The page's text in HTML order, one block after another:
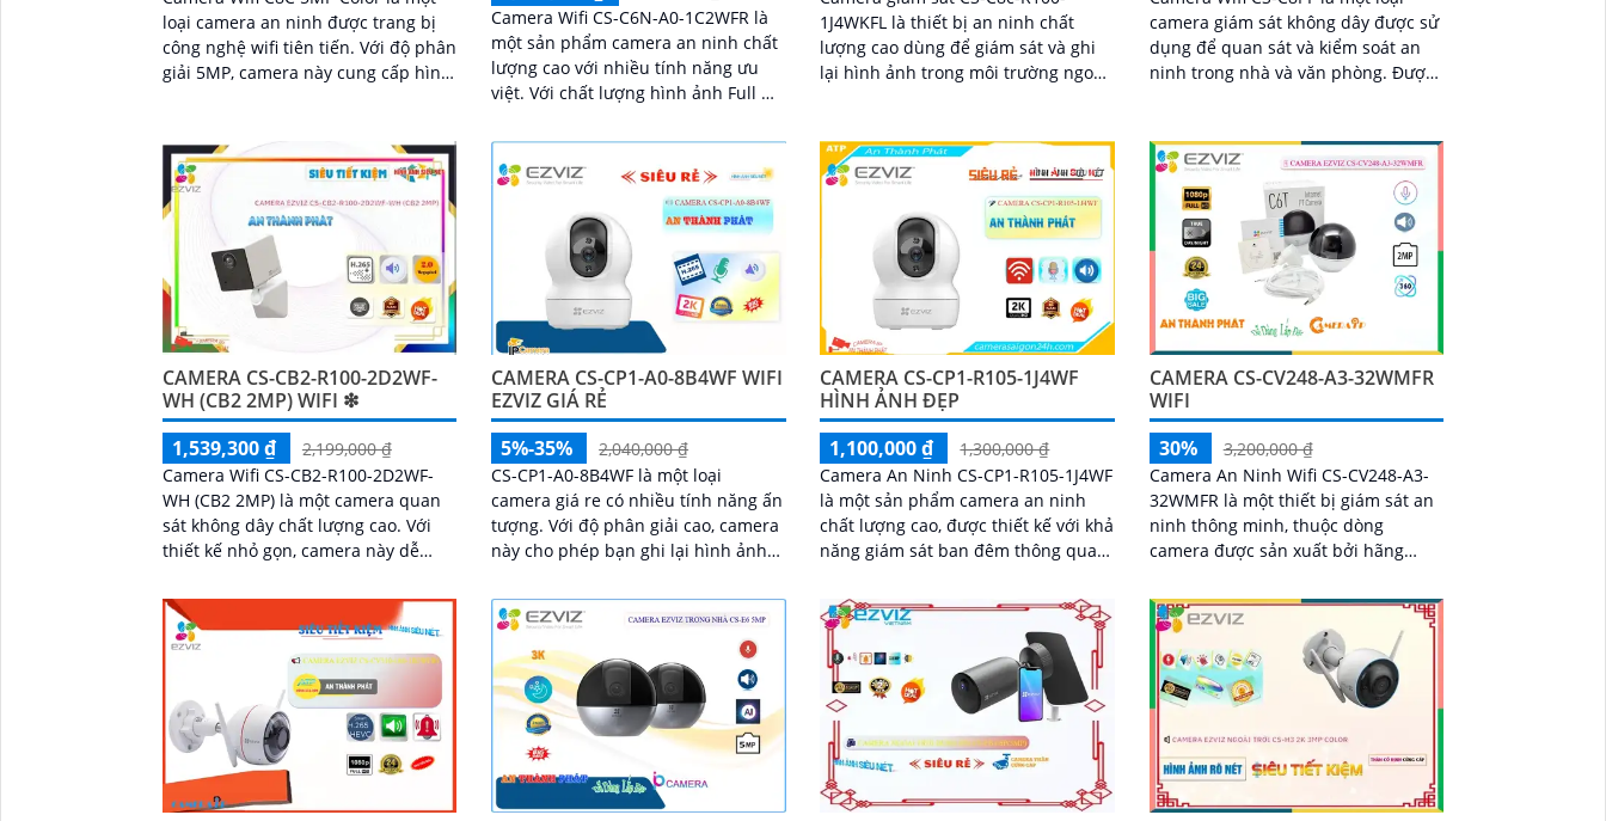
loại camera an ninh được trang bị
công nghệ wifi tiên tiến. Với độ phân
giải 5MP, camera này cung cấp hình
việc xảy ra trong khoảng cách xa
Camera Wifi CS-C6N-A0-1C2WFR là
một sản phẩm camera an ninh chất
lượng cao với nhiều tính năng ưu
việt. Với chất lượng hình ảnh Full HD
minh, camera này mang đến cho
bạn hình ảnh sắc nét và rõ ràng cả
ngày lẫn đêm
1J4WKFL là thiết bị an ninh chất
lượng cao dùng để giám sát và ghi
lại hình ảnh trong môi trường ngoài
ảnh sắc nét và chi tiết
camera giám sát không dây được sử
dụng để quan sát và kiểm soát an
ninh trong nhà và văn phòng. Được
CAMERA CS-CB2-R100-2D2WF-
WH (CB2 2MP) WIFI ❇
1,539,300 ₫
2,199,000 ₫
Camera Wifi CS-CB2-R100-2D2WF-
WH (CB2 2MP) là một camera quan
sát không dây chất lượng cao. Với
thiết kế nhỏ gọn, camera này dễ
khác nhau trong ngôi nhà hoặc văn
phòng
CAMERA CS-CP1-A0-8B4WF WIFI
EZVIZ GIÁ RẺ
5%-35%
2,040,000 ₫
CS-CP1-A0-8B4WF là một loại
camera giá re có nhiều tính năng ấn
tượng. Với độ phân giải cao, camera
này cho phép bạn ghi lại hình ảnh
CAMERA CS-CP1-R105-1J4WF
HÌNH ẢNH ĐẸP
1,100,000 ₫
1,300,000 ₫
Camera An Ninh CS-CP1-R105-1J4WF
là một sản phẩm camera an ninh
chất lượng cao, được thiết kế với khả
năng giám sát ban đêm thông qua
xa lên đến 10m. Với độ phân giải 4
CAMERA CS-CV248-A3-32WMFR
WIFI
30%
3,200,000 ₫
Camera An Ninh Wifi CS-CV248-A3-
32WMFR là một thiết bị giám sát an
ninh thông minh, thuộc dòng
camera được sản xuất bởi hãng
biệt để đáp ứng...